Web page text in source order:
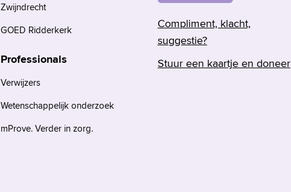
Compliment, klacht,
suggestie?
Stuur een kaartje en doneer
Zwijndrecht
GOED Ridderkerk
Professionals
Verwijzers
Wetenschappelijk onderzoek
mProve. Verder in zorg.